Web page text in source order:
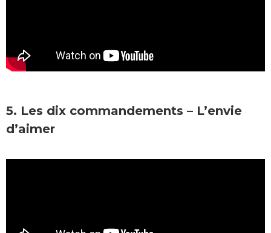
5. Les dix commandements – L’envie
d’aimer